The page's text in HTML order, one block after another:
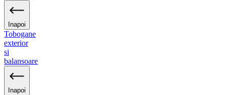
Inapoi
Tobogane
exterior
si
balansoare
Inapoi